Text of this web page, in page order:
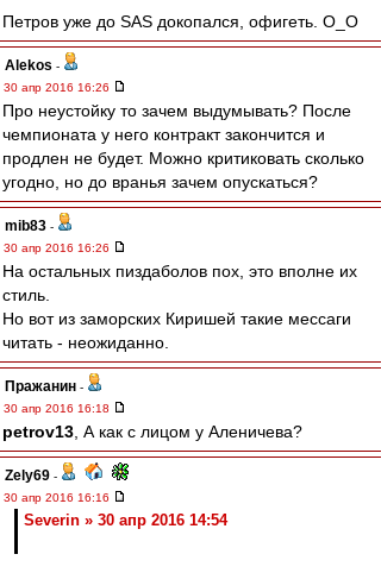
Петров уже до SAS докопался, офигеть. O_O
Alekos -
30 апр 2016 16:26
Про неустойку то зачем выдумывать? После
чемпионата у него контракт закончится и
продлен не будет. Можно критиковать сколько
угодно, но до вранья зачем опускаться?
mib83 -
30 апр 2016 16:26
На остальных пиздаболов пох, это вполне их
стиль.
Но вот из заморских Киришей такие мессаги
читать - неожиданно.
Пражанин -
30 апр 2016 16:18
petrov13 , А как с лицом у Аленичева?
Zely69 -
30 апр 2016 16:16
Severin » 30 апр 2016 14:54